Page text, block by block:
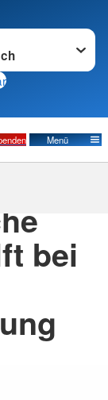
zu
Menü
bei